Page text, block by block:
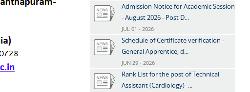
Admission Notice for Academic Session
- August 2026 - Post D...
JUL 01 - 2026
Schedule of Certificate verification -
General Apprentice, d...
JUN 29 - 2026
Rank List for the post of Technical
Assistant (Cardiology) -...